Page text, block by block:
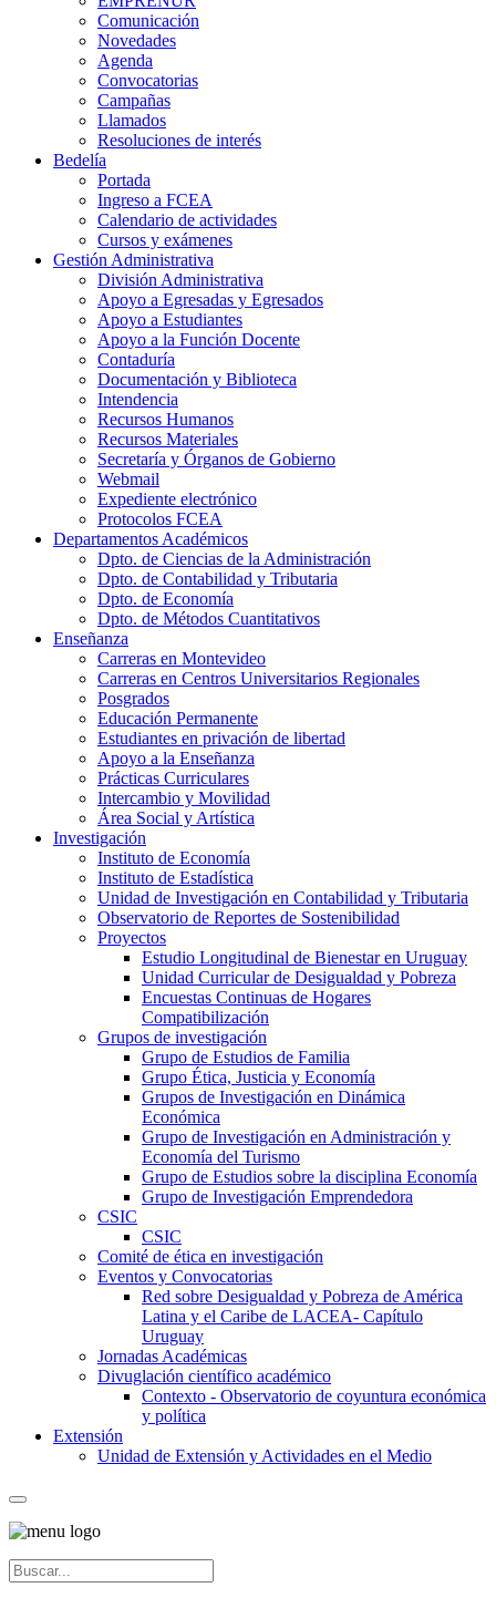
Comunicación
Novedades
Agenda
Convocatorias
Campañas
Llamados
Resoluciones de interés
Bedelía
Portada
Ingreso a FCEA
Calendario de actividades
Cursos y exámenes
Gestión Administrativa
División Administrativa
Apoyo a Egresadas y Egresados
Apoyo a Estudiantes
Apoyo a la Función Docente
Contaduría
Documentación y Biblioteca
Intendencia
Recursos Humanos
Recursos Materiales
Secretaría y Órganos de Gobierno
Webmail
Expediente electrónico
Protocolos FCEA
Departamentos Académicos
Dpto. de Ciencias de la Administración
Dpto. de Contabilidad y Tributaria
Dpto. de Economía
Dpto. de Métodos Cuantitativos
Enseñanza
Carreras en Montevideo
Carreras en Centros Universitarios Regionales
Posgrados
Educación Permanente
Estudiantes en privación de libertad
Apoyo a la Enseñanza
Prácticas Curriculares
Intercambio y Movilidad
Área Social y Artística
Investigación
Instituto de Economía
Instituto de Estadística
Unidad de Investigación en Contabilidad y Tributaria
Observatorio de Reportes de Sostenibilidad
Proyectos
Estudio Longitudinal de Bienestar en Uruguay
Unidad Curricular de Desigualdad y Pobreza
Encuestas Continuas de Hogares
Compatibilización
Grupos de investigación
Grupo de Estudios de Familia
Grupo Ética, Justicia y Economía
Grupos de Investigación en Dinámica
Económica
Grupo de Investigación en Administración y
Economía del Turismo
Grupo de Estudios sobre la disciplina Economía
Grupo de Investigación Emprendedora
CSIC
CSIC
Comité de ética en investigación
Eventos y Convocatorias
Red sobre Desigualdad y Pobreza de América
Latina y el Caribe de LACEA- Capítulo
Uruguay
Jornadas Académicas
Divuglación científico académico
Contexto - Observatorio de coyuntura económica
y política
Extensión
Unidad de Extensión y Actividades en el Medio